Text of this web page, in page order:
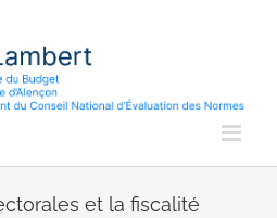
et la fiscalité